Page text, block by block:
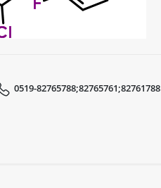
0519-82765788;82765761;82761788